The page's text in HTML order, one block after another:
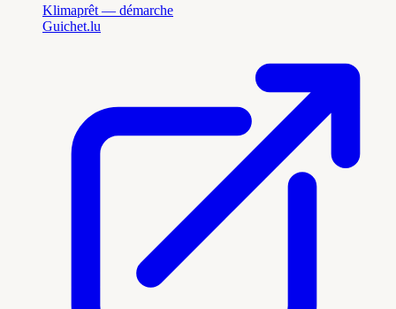
Klimaprêt — démarche
Guichet.lu